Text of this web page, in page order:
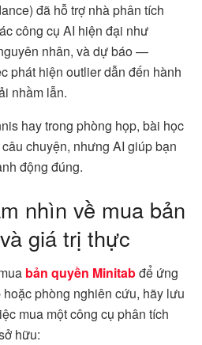
đã hỗ trợ nhà phân tích
công cụ AI hiện đại như
nhân, và dự báo —
phát hiện outlier dẫn đến hành
nhầm lẫn.
hay trong phòng họp, bài học
chuyện, nhưng AI giúp bạn
động đúng.
nhìn về mua bản
giá trị thực
bản quyền Minitabđể ứng
phòng nghiên cứu, hãy lưu
mua một công cụ phân tích
hữu: